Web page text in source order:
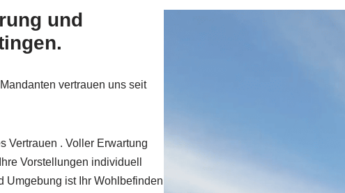
und
vertrauen uns seit
Vertrauen . Voller Erwartung
Vorstellungen individuell
Umgebung ist Ihr Wohlbefinden